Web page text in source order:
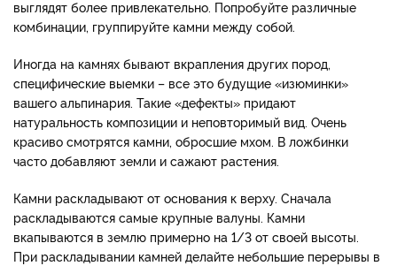
выглядят более привлекательно. Попробуйте различные
комбинации, группируйте камни между собой.
Иногда на камнях бывают вкрапления других пород,
специфические выемки – все это будущие «изюминки»
вашего альпинария. Такие «дефекты» придают
натуральность композиции и неповторимый вид. Очень
красиво смотрятся камни, обросшие мхом. В ложбинки
часто добавляют земли и сажают растения.
Камни раскладывают от основания к верху. Сначала
раскладываются самые крупные валуны. Камни
вкапываются в землю примерно на 1/3 от своей высоты.
При раскладывании камней делайте небольшие перерывы в